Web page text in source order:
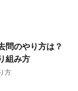
問のやり方は？
組み方
方